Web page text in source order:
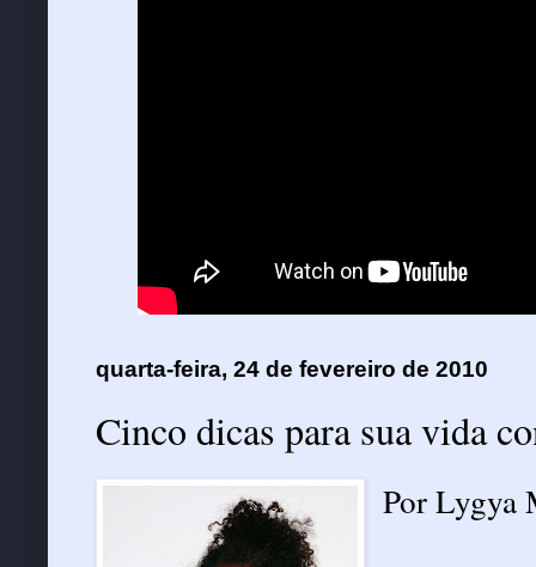
quarta-feira, 24 de fevereiro de 2010
Cinco dicas para sua vida
Por Lygya